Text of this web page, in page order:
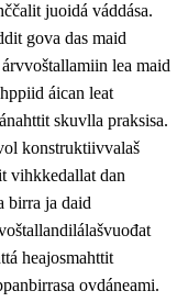
juoidá váddása.
gova das maid
lea maid
áican leat
skuvlla praksisa.
konstruktiivvalaš
vihkkedallat dan
birra ja daid
heajosmahttit
ovdáneami.